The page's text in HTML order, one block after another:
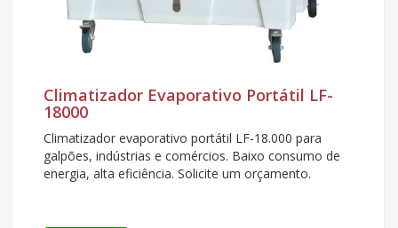
Climatizador Evaporativo Portátil LF-
18000
Climatizador evaporativo portátil LF-18.000 para
galpões, indústrias e comércios. Baixo consumo de
energia, alta eficiência. Solicite um orçamento.